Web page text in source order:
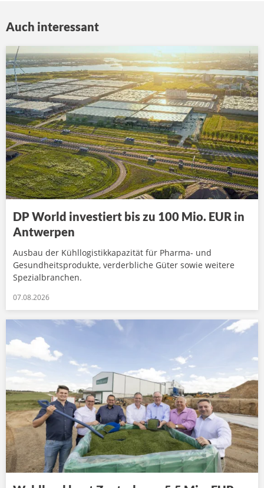
Auch interessant
DP World investiert bis zu 100 Mio. EUR in
Antwerpen
Ausbau der Kühllogistikkapazität für Pharma- und
Gesundheitsprodukte, verderbliche Güter sowie weitere
Spezialbranchen.
07.08.2026